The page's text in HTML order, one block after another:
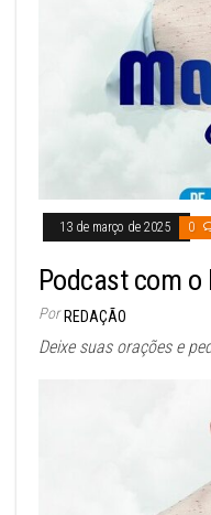
13 de março de 2025 0
Podcast com o
Por REDAÇÃO
Deixe suas orações e